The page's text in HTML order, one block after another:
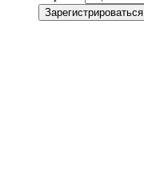
Зарегистрироваться